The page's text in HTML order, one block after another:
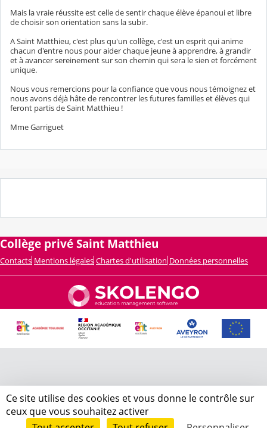
Mais la vraie réussite est celle de sentir chaque élève épanoui et libre
de choisir son orientation sans la subir.
A Saint Matthieu, c'est plus qu'un collège, c'est un esprit qui anime
chacun d'entre nous pour aider chaque jeune à apprendre, à grandir
et à avancer sereinement sur son chemin qui sera le sien et forcément
unique.
Nous vous remercions pour la confiance que vous nous témoignez et
nous avons déjà hâte de rencontrer les futures familles et élèves qui
feront partis de Saint Matthieu !
Mme Garriguet
Collège privé Saint Matthieu
Contacts Mentions légales Chartes d'utilisation Données personnelles
Ce site utilise des cookies et vous donne le contrôle sur
ceux que vous souhaitez activer